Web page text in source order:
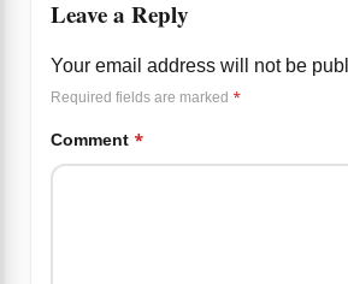
Leave a Reply
Your email address will not be
Required fields are marked *
Comment *